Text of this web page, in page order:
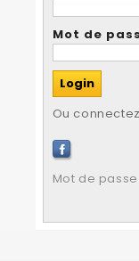
Mot de
Ou
Mot de